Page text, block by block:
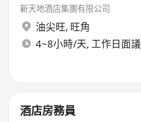
新天地酒店集團有限公司
油尖旺, 旺角
4~8小時/天, 工作日面議
酒店房務員